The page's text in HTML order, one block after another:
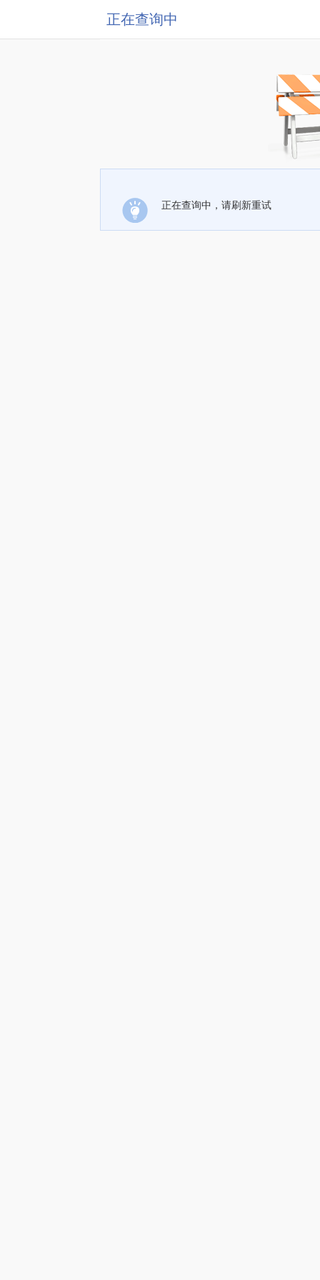
正在查询中
正在查询中，请刷新重试